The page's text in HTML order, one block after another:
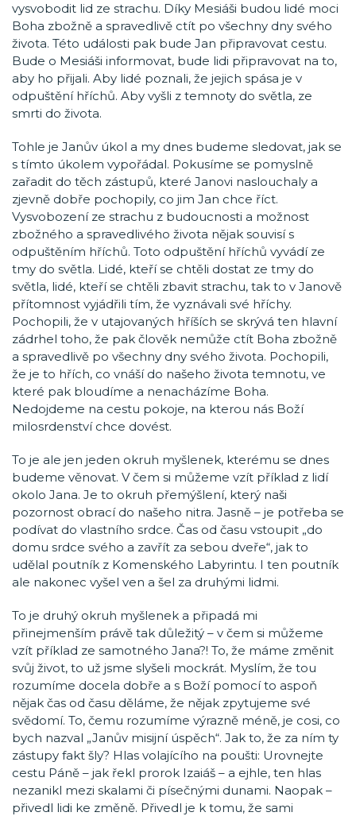
vysvobodit lid ze strachu. Díky Mesiáši budou lidé moci
Boha zbožně a spravedlivě ctít po všechny dny svého
života. Této události pak bude Jan připravovat cestu.
Bude o Mesiáši informovat, bude lidi připravovat na to,
aby ho přijali. Aby lidé poznali, že jejich spása je v
odpuštění hříchů. Aby vyšli z temnoty do světla, ze
smrti do života.
Tohle je Janův úkol a my dnes budeme sledovat, jak se
s tímto úkolem vypořádal. Pokusíme se pomyslně
zařadit do těch zástupů, které Janovi naslouchaly a
zjevně dobře pochopily, co jim Jan chce říct.
Vysvobození ze strachu z budoucnosti a možnost
zbožného a spravedlivého života nějak souvisí s
odpuštěním hříchů. Toto odpuštění hříchů vyvádí ze
tmy do světla. Lidé, kteří se chtěli dostat ze tmy do
světla, lidé, kteří se chtěli zbavit strachu, tak to v Janově
přítomnost vyjádřili tím, že vyznávali své hříchy.
Pochopili, že v utajovaných hříších se skrývá ten hlavní
zádrhel toho, že pak člověk nemůže ctít Boha zbožně
a spravedlivě po všechny dny svého života. Pochopili,
že je to hřích, co vnáší do našeho života temnotu, ve
které pak bloudíme a nenacházíme Boha.
Nedojdeme na cestu pokoje, na kterou nás Boží
milosrdenství chce dovést.
To je ale jen jeden okruh myšlenek, kterému se dnes
budeme věnovat. V čem si můžeme vzít příklad z lidí
okolo Jana. Je to okruh přemýšlení, který naši
pozornost obrací do našeho nitra. Jasně – je potřeba se
podívat do vlastního srdce. Čas od času vstoupit „do
domu srdce svého a zavřít za sebou dveře“, jak to
udělal poutník z Komenského Labyrintu. I ten poutník
ale nakonec vyšel ven a šel za druhými lidmi.
To je druhý okruh myšlenek a připadá mi
přinejmenším právě tak důležitý – v čem si můžeme
vzít příklad ze samotného Jana?! To, že máme změnit
svůj život, to už jsme slyšeli mockrát. Myslím, že tou
rozumíme docela dobře a s Boží pomocí to aspoň
nějak čas od času děláme, že nějak zpytujeme své
svědomí. To, čemu rozumíme výrazně méně, je cosi, co
bych nazval „Janův misijní úspěch“. Jak to, že za ním ty
zástupy fakt šly? Hlas volajícího na poušti: Urovnejte
cestu Páně – jak řekl prorok Izaiáš – a ejhle, ten hlas
nezanikl mezi skalami či písečnými dunami. Naopak –
přivedl lidi ke změně. Přivedl je k tomu, že sami